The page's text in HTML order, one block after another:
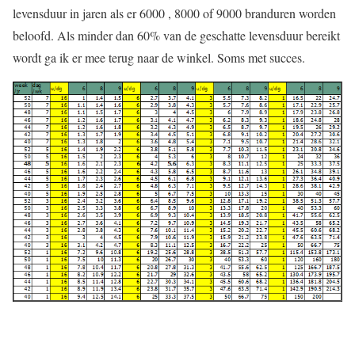
levensduur in jaren als er 6000 , 8000 of 9000 branduren worden
beloofd. Als minder dan 60% van de geschatte levensduur bereikt
wordt ga ik er mee terug naar de winkel. Soms met succes.